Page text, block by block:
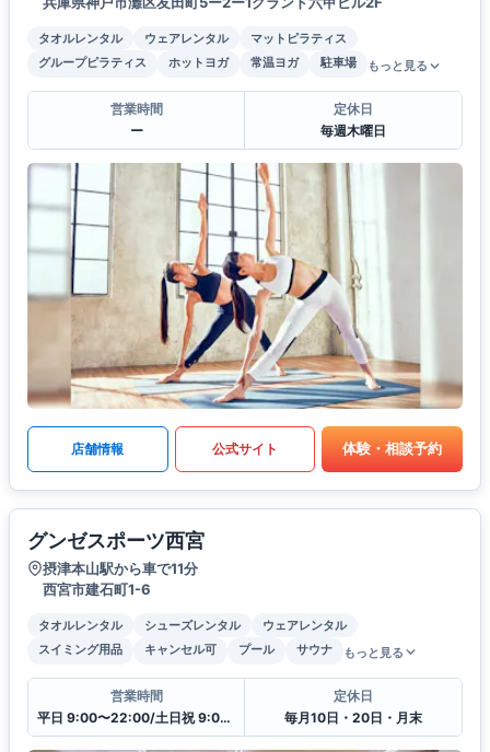
タオルレンタル ウェアレンタル
マットピラティス
グループピラティス
ホットヨガ 常温ヨガ 駐車場 もっと見る
営業時間
ー
定休日
毎週木曜日
店舗情報 公式サイト 体験・相談予約
グンゼスポーツ西宮
摂津本山駅から車で11分
西宮市建石町1-6
タオルレンタル シューズレンタル
ウェアレンタル
スイミング用品
キャンセル可 プール サウナ もっと見る
営業時間
平日 9:00〜22:00/土日祝 9:00〜18:00
定休日
毎月10日・20日・月末